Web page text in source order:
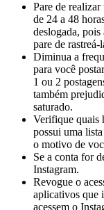
Pare de
de 24 a 48
deslogada,
pare de rastreá-
Diminua a
para você
1 ou 2
também
saturado.
Verifique quais
possui uma
o motivo de
Se a conta for
Instagram.
Revogue o
aplicativos que
acessem o